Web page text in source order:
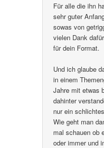
Für alle die ihn
sehr guter
sowas von
vielen Dank
für dein Format.
Und ich glaube
in einem
Jahre mit etwas
dahinter
nur ein
Wie geht man
mal schauen ob
oder immer und